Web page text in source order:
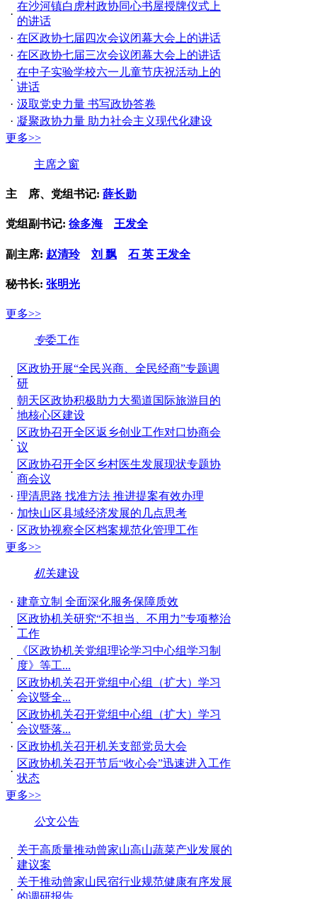
·
在沙河镇白虎村政协同心书屋授牌仪式上
的讲话
· 在区政协七届四次会议闭幕大会上的讲话
· 在区政协七届三次会议闭幕大会上的讲话
·
在中子实验学校六一儿童节庆祝活动上的
讲话
· 汲取党史力量 书写政协答卷
· 凝聚政协力量 助力社会主义现代化建设
更多>>
主席之窗
主 席、党组书记: 薛长勋
党组副书记: 徐多海 王发全
副主席: 赵清玲 刘 飘 石 英 王发全
秘书长: 张明光
更多>>
专委工作
·
区政协开展“全民兴商、全民经商”专题调
研
·
朝天区政协积极助力大蜀道国际旅游目的
地核心区建设
·
区政协召开全区返乡创业工作对口协商会
议
·
区政协召开全区乡村医生发展现状专题协
商会议
· 理清思路 找准方法 推进提案有效办理
· 加快山区县域经济发展的几点思考
· ​区政协视察全区档案规范化管理工作
更多>>
机关建设
· 建章立制 全面深化服务保障质效
·
区政协机关研究“不担当、不用力”专项整治
工作
·
《区政协机关党组理论学习中心组学习制
度》等工...
·
区政协机关召开党组中心组（扩大）学习
会议暨全...
·
区政协机关召开党组中心组（扩大）学习
会议暨落...
· 区政协机关召开机关支部党员大会
·
区政协机关召开节后“收心会”迅速进入工作
状态
更多>>
公文公告
·
关于高质量推动曾家山高山蔬菜产业发展的
建议案
·
关于推动曾家山民宿行业规范健康有序发展